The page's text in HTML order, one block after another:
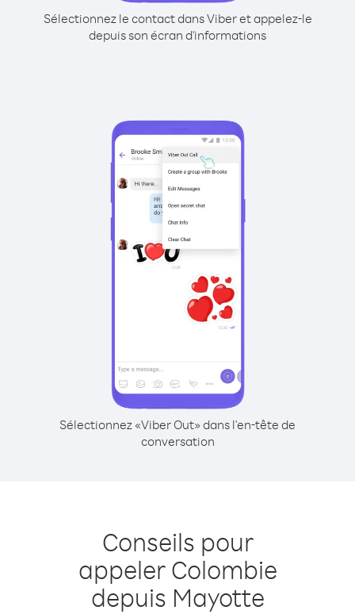
Sélectionnez le contact dans Viber et appelez-le
depuis son écran d'informations
Sélectionnez «Viber Out» dans l'en-tête de
conversation
Conseils pour
appeler Colombie
depuis Mayotte